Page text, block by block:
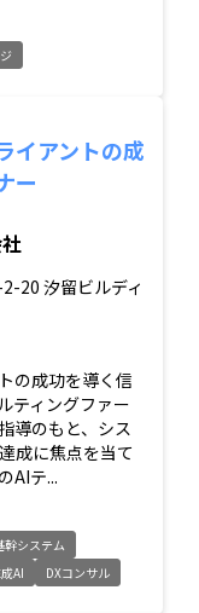
イアントの成
ー
20 汐留ビルディ
の成功を導く信
ティングファー
導のもと、シス
成に焦点を当て
AIテ...
幹システム
AI DXコンサル